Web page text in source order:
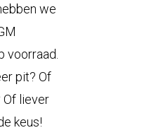
we
voorraad.
pit? Of
Of liever
keus!